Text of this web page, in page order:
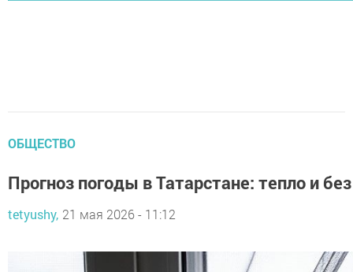
ОБЩЕСТВО
Прогноз погоды в Татарстане: тепло и
tetyushy, 21 мая 2026 - 11:12